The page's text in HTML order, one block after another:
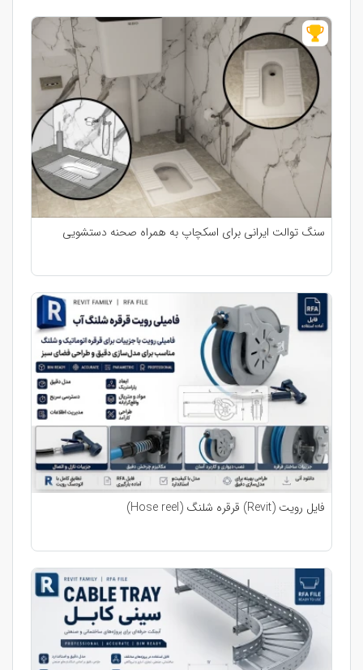
سنگ توالت ایرانی برای اسکچاپ به همراه صحنه دستشویی
فایل رویت (Revit) قرقره شلنگ (Hose reel)